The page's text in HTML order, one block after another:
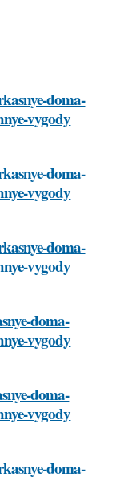
doma-
vygody
doma-
vygody
doma-
vygody
doma-
vygody
doma-
vygody
doma-